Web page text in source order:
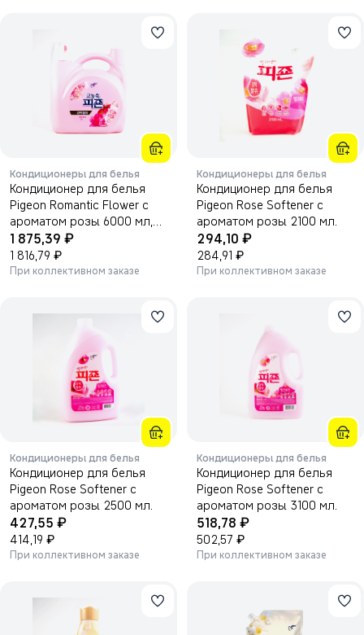
Кондиционеры для белья
Кондиционер для белья
Pigeon Romantic Flower с
ароматом розы 6000 мл,
бутылка.
1 875,39 ₽
1 816,79 ₽
При коллективном заказе
Кондиционеры для белья
Кондиционер для белья
Pigeon Rose Softener с
ароматом розы 2100 мл.
294,10 ₽
284,91 ₽
При коллективном заказе
Кондиционеры для белья
Кондиционер для белья
Pigeon Rose Softener с
ароматом розы 2500 мл.
427,55 ₽
414,19 ₽
При коллективном заказе
Кондиционеры для белья
Кондиционер для белья
Pigeon Rose Softener с
ароматом розы 3100 мл.
518,78 ₽
502,57 ₽
При коллективном заказе